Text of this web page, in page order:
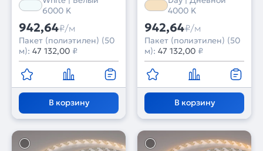
(Arlight, -)
6000 K
942,64₽/м
Пакет (полиэтилен) (50
м): 47 132,00 ₽
В корзину
-)
4000 K
942,64₽/м
Пакет (полиэтилен) (50
м): 47 132,00 ₽
В корзину